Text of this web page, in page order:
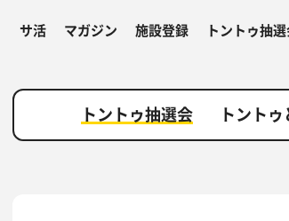
サ活 マガジン 施設登録 トントゥ抽
トントゥ抽選会 トント